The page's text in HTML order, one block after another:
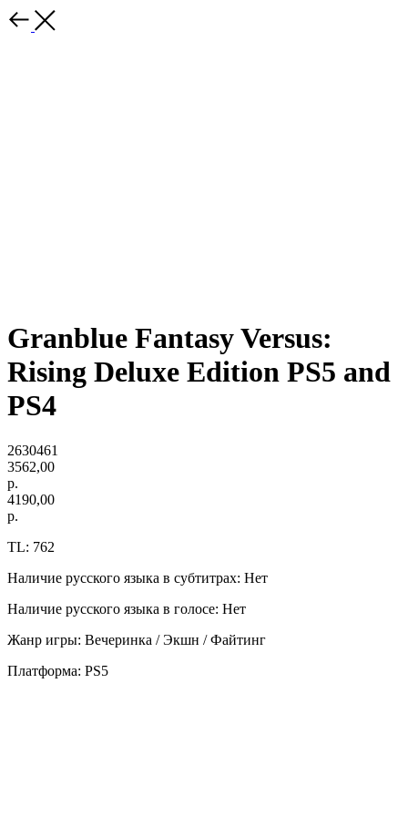
Granblue Fantasy Versus:
Rising Deluxe Edition PS5 and
PS4
2630461
3562,00
р.
4190,00
р.
TL: 762
Наличие русского языка в субтитрах: Нет
Наличие русского языка в голосе: Нет
Жанр игры: Вечеринка / Экшн / Файтинг
Платформа: PS5